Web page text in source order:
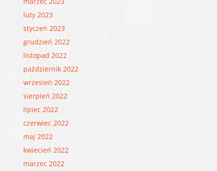
luty 2023
styczeń 2023
grudzień 2022
listopad 2022
październik 2022
wrzesień 2022
sierpień 2022
lipiec 2022
czerwiec 2022
maj 2022
kwiecień 2022
marzec 2022